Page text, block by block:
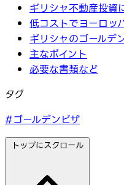
ギリシャ不動産投資
低コストでヨーロッ
ギリシャのゴールデ
主なポイント
必要な書類など
タグ
#ゴールデンビザ
トップにスクロール